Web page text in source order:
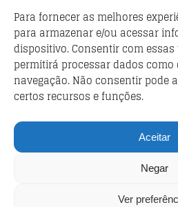
Para fornecer as melhores
para armazenar e/ou acessar
dispositivo. Consentir com
permitirá processar dados
navegação. Não consentir pode
certos recursos e funções.
Aceitar
Negar
Ver
o esporte na Itália.
Parceiros
Futebol ao vivo
Análises e prognósticos dos jogos
Política de privacidade